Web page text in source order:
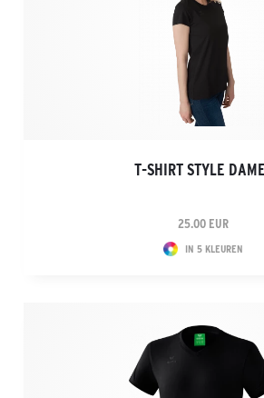
T-SHIRT STYLE
25.00 EUR
IN 5 KLEUREN